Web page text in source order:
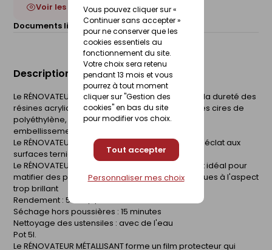
Vous pouvez cliquer sur «
Continuer sans accepter »
pour ne conserver que les
cookies essentiels au
fonctionnement du site.
Votre choix sera retenu
pendant 13 mois et vous
pourrez à tout moment
cliquer sur "Gestion des
cookies" en bas du site
pour modifier vos choix.
Tout accepter
Personnaliser mes choix
Voir les 4 déclinaisons
Documents liés :
Fiche technique
Description du produit
Le RÉNOVATEUR MÉTALLISANT BLANCHON associe la dureté des
résines acryliques métallisées à la souplesse des cires de
polyéthylène, pour assurer une protection et un
embellissement durables des parquets vitrifiés
Le RÉNOVATEUR MÉTALLISANT satiné redonne de l'éclat aux
surfaces ternies
Le RÉNOVATEUR MÉTALLISANT mat (Métamat®) est idéal pour
matifier des parquets vitrifiés ou des sols plastiques à l'aspect
trop brillant
Rendement : 50 m²/L/couche
Séchage hors poussières : 15 minutes
Nettoyage des ustensiles : avec de l'eau
Pot 5l.
Le RÉNOVATEUR MÉTALLISANT forme un film protecteur qui